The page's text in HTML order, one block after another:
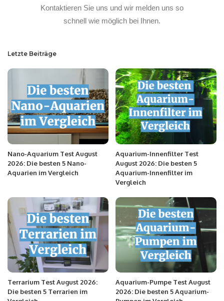
Kontaktieren Sie uns und wir melden uns so
schnell wie möglich bei Ihnen.
Letzte Beiträge
Nano-Aquarium Test August
2026: Die besten 5 Nano-
Aquarien im Vergleich
Aquarium-Innenfilter Test
August 2026: Die besten 5
Aquarium-Innenfilter im
Vergleich
Terrarium Test August 2026:
Die besten 5 Terrarien im
Aquarium-Pumpe Test August
2026: Die besten 5 Aquarium-